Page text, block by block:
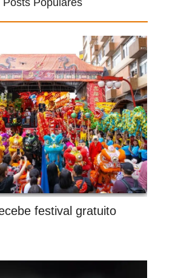
Posts Populares
festival gratuito